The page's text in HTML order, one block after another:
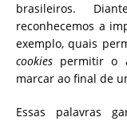
brasileiros.
reconhecemos a
exemplo, quais
cookies permitir o
marcar ao final de
Essas palavras